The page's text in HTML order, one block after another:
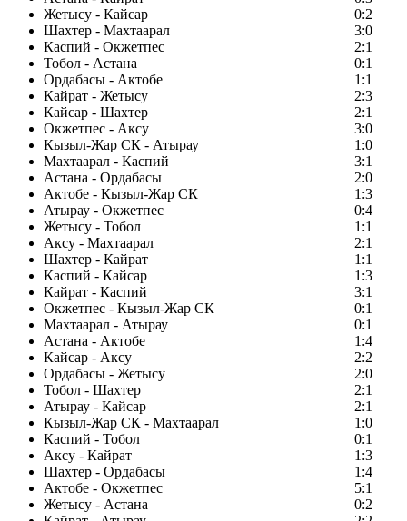
Жетысу - Кайсар
0:2
Шахтер - Махтаарал
3:0
Каспий - Окжетпес
2:1
Тобол - Астана
0:1
Ордабасы - Актобе
1:1
Кайрат - Жетысу
2:3
Кайсар - Шахтер
2:1
Окжетпес - Аксу
3:0
Кызыл-Жар СК - Атырау
1:0
Махтаарал - Каспий
3:1
Астана - Ордабасы
2:0
Актобе - Кызыл-Жар СК
1:3
Атырау - Окжетпес
0:4
Жетысу - Тобол
1:1
Аксу - Махтаарал
2:1
Шахтер - Кайрат
1:1
Каспий - Кайсар
1:3
Кайрат - Каспий
3:1
Окжетпес - Кызыл-Жар СК
0:1
Махтаарал - Атырау
0:1
Астана - Актобе
1:4
Кайсар - Аксу
2:2
Ордабасы - Жетысу
2:0
Тобол - Шахтер
2:1
Атырау - Кайсар
2:1
Кызыл-Жар СК - Махтаарал
1:0
Каспий - Тобол
0:1
Аксу - Кайрат
1:3
Шахтер - Ордабасы
1:4
Актобе - Окжетпес
5:1
Жетысу - Астана
0:2